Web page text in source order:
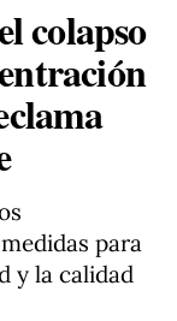
colapso
para
y la calidad